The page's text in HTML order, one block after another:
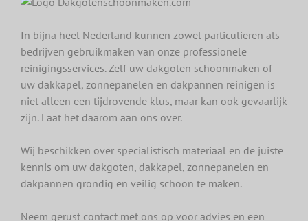
In bijna heel Nederland kunnen zowel particulieren als
bedrijven gebruikmaken van onze professionele
reinigingsservices. Zelf uw dakgoten schoonmaken of
uw dakkapel, zonnepanelen en dakpannen reinigen is
niet alleen een tijdrovende klus, maar kan ook gevaarlijk
zijn. Laat het daarom aan ons over.
Wij beschikken over specialistisch materiaal en de juiste
kennis om uw dakgoten, dakkapel, zonnepanelen en
dakpannen grondig en veilig schoon te maken.
Neem gerust contact met ons op voor advies en een